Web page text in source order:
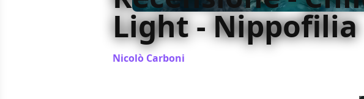
Light - Nippofilia
Nicolò Carboni